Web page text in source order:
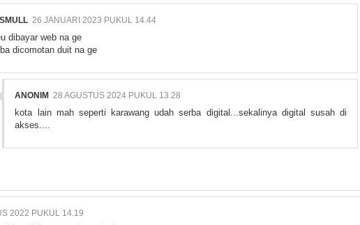
26 JANUARI 2023 PUKUL 14.44
dibayar web na ge
dicomotan duit na ge
ANONIM 28 AGUSTUS 2024 PUKUL 13.28
kota lain mah seperti karawang udah serba digital...sekalinya digital susah di
akses....
2022 PUKUL 14.19